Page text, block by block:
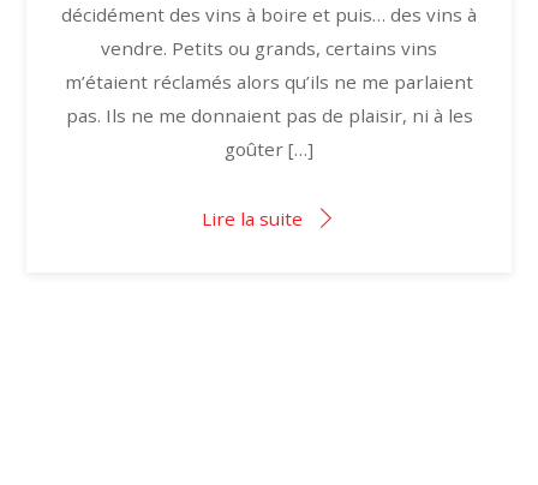
décidément des vins à boire et puis… des vins à
vendre. Petits ou grands, certains vins
m’étaient réclamés alors qu’ils ne me parlaient
pas. Ils ne me donnaient pas de plaisir, ni à les
goûter […]
Lire la suite